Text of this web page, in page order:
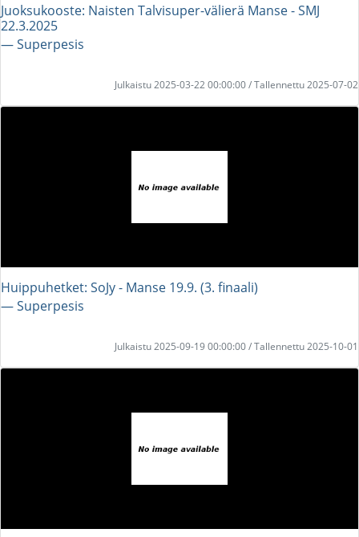
Juoksukooste: Naisten Talvisuper-välierä Manse - SMJ
22.3.2025
― Superpesis
Julkaistu 2025-03-22 00:00:00 / Tallennettu 2025-07-02
Huippuhetket: SoJy - Manse 19.9. (3. finaali)
― Superpesis
Julkaistu 2025-09-19 00:00:00 / Tallennettu 2025-10-01